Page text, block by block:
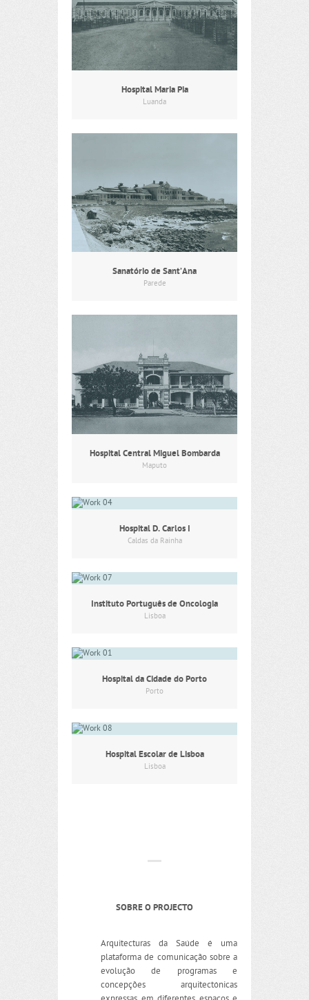
Hospital Maria Pia
Luanda
Sanatório de Sant’Ana
Parede
Hospital Central Miguel Bombarda
Maputo
Hospital D. Carlos I
Caldas da Rainha
Instituto Português de Oncologia
Lisboa
Hospital da Cidade do Porto
Porto
Hospital Escolar de Lisboa
Lisboa
SOBRE O PROJECTO
Arquitecturas da Saúde é uma
plataforma de comunicação sobre a
evolução de programas e
concepções arquitectónicas